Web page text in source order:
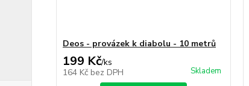
Deos - provázek k diabolu - 10 metrů
199 Kč/ks
164 Kč bez DPH Skladem